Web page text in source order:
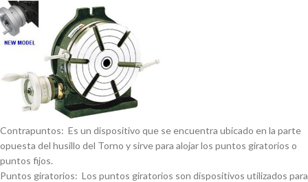
Contrapuntos: Es un dispositivo que se encuentra ubicado en la parte
opuesta del husillo del Torno y sirve para alojar los puntos giratorios o
puntos fijos.
Puntos giratorios: Los puntos giratorios son dispositivos utilizados para